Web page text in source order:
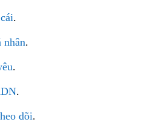
.
nhân.
.
.
dõi.